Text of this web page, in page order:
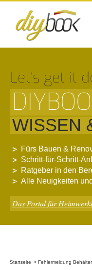
Let‘s get it
WISSEN
Fürs Bauen &
Schritt-für-Schritt-
Ratgeber in den
Alle Neuigkeiten
Das Portal für
Startseite Fehlermeldung